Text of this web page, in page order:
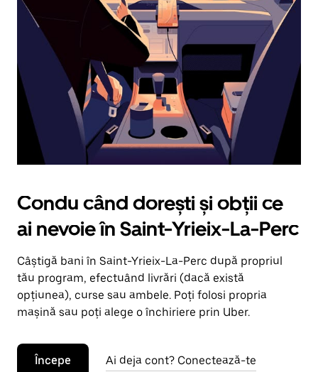
în
jos.
Închide
calendarul
apăsând
pe
butonul
Escape.
Condu când dorești și obții ce
ai nevoie în Saint-Yrieix-La-Perc
Câștigă bani în Saint-Yrieix-La-Perc după propriul
tău program, efectuând livrări (dacă există
opțiunea), curse sau ambele. Poți folosi propria
mașină sau poți alege o închiriere prin Uber.
Începe Ai deja cont? Conectează-te